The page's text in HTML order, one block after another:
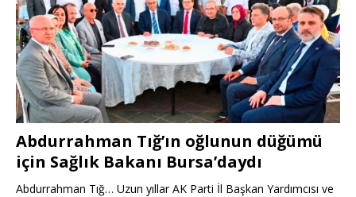
Abdurrahman Tığ’ın oğlunun düğümü
için Sağlık Bakanı Bursa’daydı
Abdurrahman Tığ… Uzun yıllar AK Parti İl Başkan Yardımcısı ve